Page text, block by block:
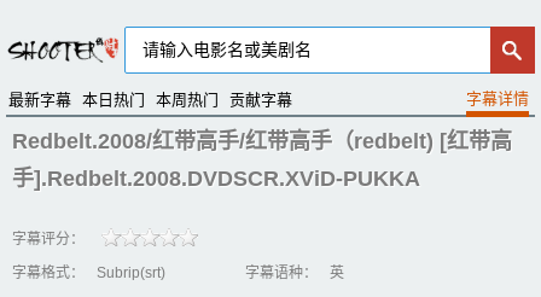
最新字幕 本日热门 本周热门 贡献字幕
Redbelt.2008/红带高手/红带高手（redbelt) [红带高
手].Redbelt.2008.DVDSCR.XViD-PUKKA
字幕评分：
字幕格式：
Subrip(srt) 字幕语种：
英